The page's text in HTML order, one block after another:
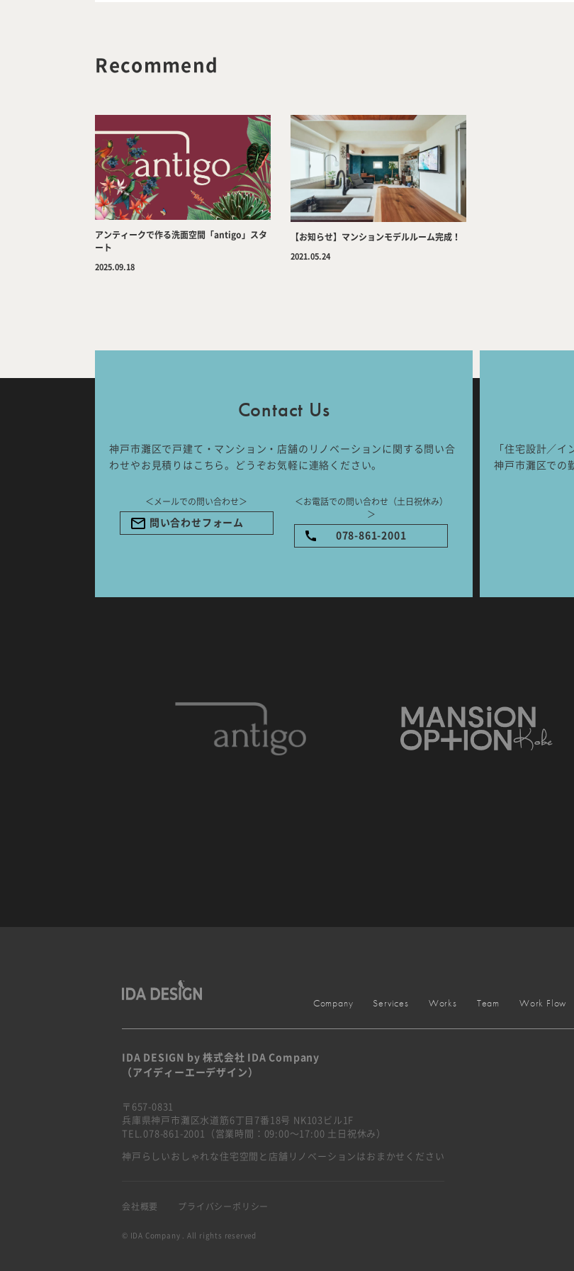
Recommend
アンティークで作る洗面空間「antigo」スタ
ート
2025.09.18
【お知らせ】マンションモデルルーム完成！
2021.05.24
Contact Us
神戸市灘区で戸建て・マンション・店舗のリノベーションに関する問い合
わせやお見積りはこちら。どうぞお気軽に連絡ください。
＜メールでの問い合わせ＞
問い合わせフォーム
＜お電話での問い合わせ（土日祝休み）
＞
078-861-2001
「住宅設計／イ
神戸市灘区での
Company Services Works Team Work Flow
IDA DESIGN by 株式会社 IDA Company
（アイディーエーデザイン）
〒657-0831
兵庫県神戸市灘区水道筋6丁目7番18号 NK103ビル1F
TEL.078-861-2001（営業時間：09:00〜17:00 土日祝休み）
神戸らしいおしゃれな住宅空間と店舗リノベーションはおまかせください
会社概要 プライバシーポリシー
© IDA Company . All rights reserved
TEL.078-861-2001（営業時間：
ご相談